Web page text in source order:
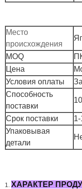
Место
происхождения
MOQ
Цена
Условия оплаты
Способность
поставки
Срок поставки
Упаковывая
детали
1. ХАРАКТЕР